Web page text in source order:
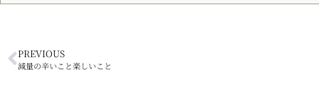
PREVIOUS
減量の辛いこと楽しいこと